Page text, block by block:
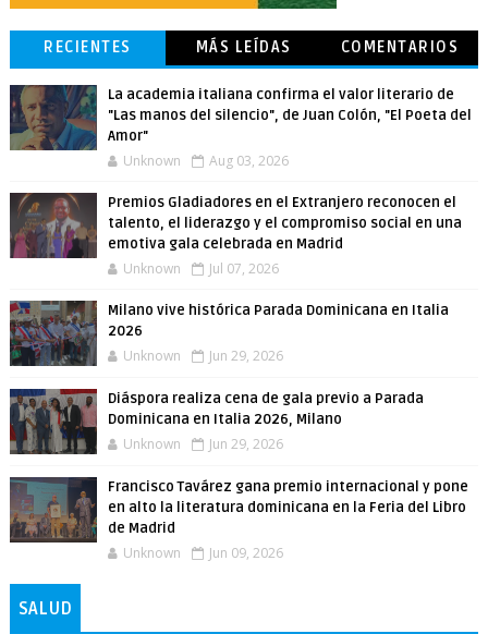
RECIENTES MÁS LEÍDAS COMENTARIOS
La academia italiana confirma el valor literario de
"Las manos del silencio", de Juan Colón, "El Poeta del
Amor"
Unknown Aug 03, 2026
Premios Gladiadores en el Extranjero reconocen el
talento, el liderazgo y el compromiso social en una
emotiva gala celebrada en Madrid
Unknown Jul 07, 2026
Milano vive histórica Parada Dominicana en Italia
2026
Unknown Jun 29, 2026
Diáspora realiza cena de gala previo a Parada
Dominicana en Italia 2026, Milano
Unknown Jun 29, 2026
Francisco Tavárez gana premio internacional y pone
en alto la literatura dominicana en la Feria del Libro
de Madrid
Unknown Jun 09, 2026
SALUD